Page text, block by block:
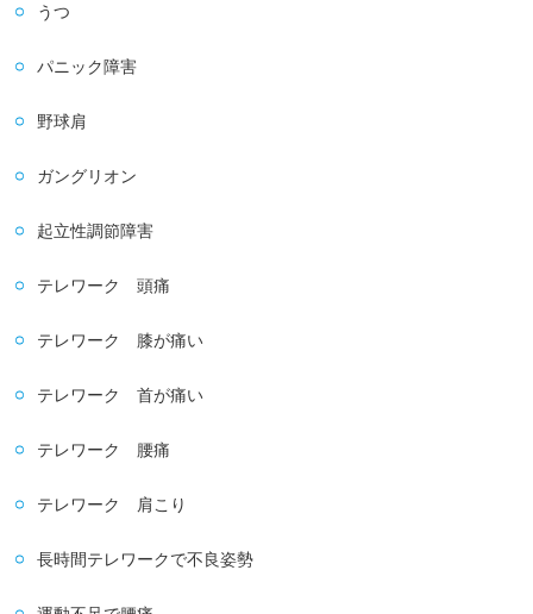
うつ
パニック障害
野球肩
ガングリオン
起立性調節障害
テレワーク 頭痛
テレワーク 膝が痛い
テレワーク 首が痛い
テレワーク 腰痛
テレワーク 肩こり
長時間テレワークで不良姿勢